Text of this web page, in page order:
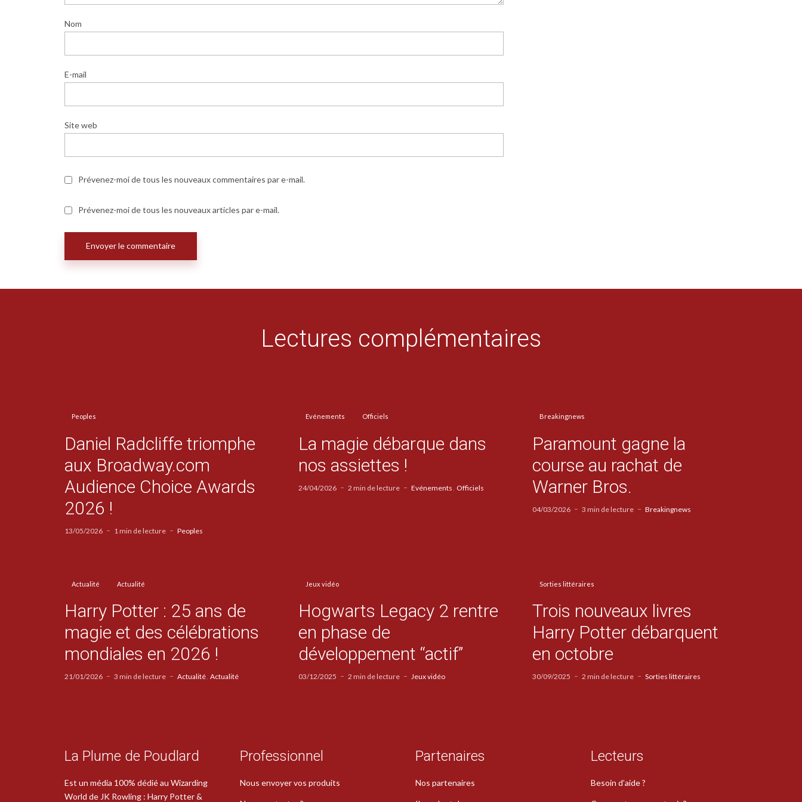
Nom
E-mail
Site web
Prévenez-moi de tous les nouveaux commentaires par e-mail.
Prévenez-moi de tous les nouveaux articles par e-mail.
Lectures complémentaires
Peoples
Daniel Radcliffe triomphe
aux Broadway.com
Audience Choice Awards
2026 !
13/05/2026 1 min de lecture Peoples
Evénements Officiels
La magie débarque dans
nos assiettes !
24/04/2026 2 min de lecture Evénements Officiels
Breakingnews
Paramount gagne la
course au rachat de
Warner Bros.
04/03/2026 3 min de lecture Breakingnews
Actualité Actualité
Harry Potter : 25 ans de
magie et des célébrations
mondiales en 2026 !
21/01/2026 3 min de lecture Actualité Actualité
Jeux vidéo
Hogwarts Legacy 2 rentre
en phase de
développement “actif”
03/12/2025 2 min de lecture Jeux vidéo
Sorties littéraires
Trois nouveaux livres
Harry Potter débarquent
en octobre
30/09/2025 2 min de lecture Sorties littéraires
La Plume de Poudlard
Est un média 100% dédié au Wizarding
World de JK Rowling : Harry Potter &
Professionnel
Nous envoyer vos produits
Partenaires
Nos partenaires
Lecteurs
Besoin d’aide ?